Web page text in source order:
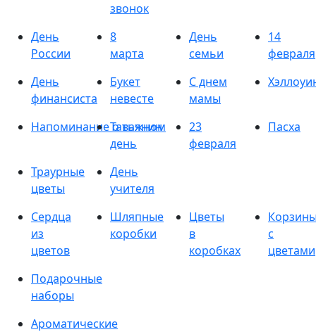
звонок
День
России
8
марта
День
семьи
14
февраля
День
финансиста
Букет
невесте
С днем
мамы
Напоминание о важном
Татьянин
день
23
февраля
Пасха
Траурные
цветы
День
учителя
Сердца
из
цветов
Шляпные
коробки
Цветы
в
коробках
с
цветами
Подарочные
наборы
Ароматические